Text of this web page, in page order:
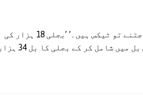
’میرے بل میں بحلی کی قیمت جتنے تو ٹیکس ہیں۔‘ ’بجلی 18 ہزار کی
خرچ ہوئی، 16 ہزار کے ٹیکس بل میں شامل کر کے بجلی کا بل 34 ہزار